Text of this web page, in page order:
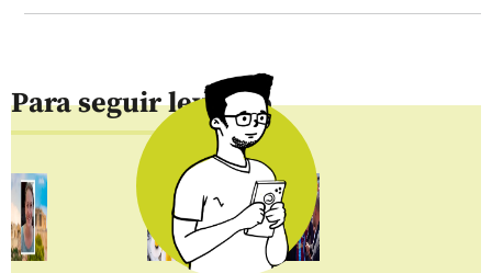
Para seguir leyendo